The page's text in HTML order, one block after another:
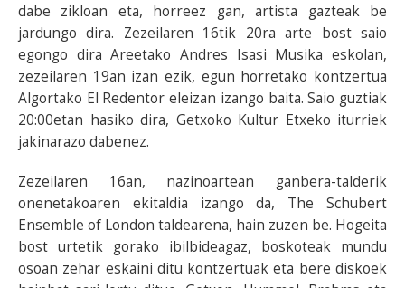
dabe zikloan eta, horreez gan, artista gazteak be
jardungo dira. Zezeilaren 16tik 20ra arte bost saio
egongo dira Areetako Andres Isasi Musika eskolan,
zezeilaren 19an izan ezik, egun horretako kontzertua
Algortako El Redentor eleizan izango baita. Saio guztiak
20:00etan hasiko dira, Getxoko Kultur Etxeko iturriek
jakinarazo dabenez.
Zezeilaren 16an, nazinoartean ganbera-talderik
onenetakoaren ekitaldia izango da, The Schubert
Ensemble of London taldearena, hain zuzen be. Hogeita
bost urtetik gorako ibilbideagaz, boskoteak mundu
osoan zehar eskaini ditu kontzertuak eta bere diskoek